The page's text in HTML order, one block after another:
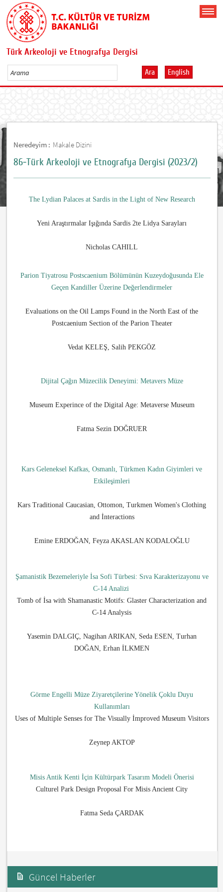
Türk Arkeoloji ve Etnografya Dergisi
Ara English
Neredeyim : Makale Dizini
86-Türk Arkeoloji ve Etnografya Dergisi (2023/2)
The Lydian Palaces at Sardis in the Light of New Research
Yeni Araştırmalar Işığında Sardis 2te Lidya Sarayları
Nicholas CAHILL
Parion Tiyatrosu Postscaenium Bölümünün Kuzeydoğusunda Ele
Geçen Kandiller Üzerine Değerlendirmeler
Evaluations on the Oil Lamps Found in the North East of the
Postcaenium Section of the Parion Theater
Vedat KELEŞ, Salih PEKGÖZ
Dijital Çağın Müzecilik Deneyimi: Metavers Müze
Museum Experince of the Digital Age: Metaverse Museum
Fatma Sezin DOĞRUER
Kars Geleneksel Kafkas, Osmanlı, Türkmen Kadın Giyimleri ve
Etkileşimleri
Kars Traditional Caucasian, Ottomon, Turkmen Women's Clothing
and İnteractions
Emine ERDOĞAN, Feyza AKASLAN KODALOĞLU
Şamanistik Bezemeleriyle İsa Sofi Türbesi: Sıva Karakterizayonu ve
C-14 Analizi
Tomb of İsa with Shamanastic Motifs: Glaster Characterization and
C-14 Analysis
Yasemin DALGIÇ, Nagihan ARIKAN, Seda ESEN, Turhan
DOĞAN, Erhan İLKMEN
Görme Engelli Müze Ziyaretçilerine Yönelik Çoklu Duyu
Kullanımları
Uses of Multiple Senses for The Visually İmproved Museum Visitors
Zeynep AKTOP
Misis Antik Kenti İçin Kültürpark Tasarım Modeli Önerisi
Culturel Park Design Proposal For Misis Ancient City
Fatma Seda ÇARDAK
Güncel Haberler